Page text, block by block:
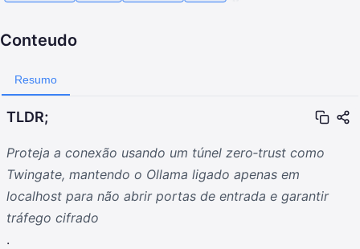
Conteudo
Resumo
TLDR;
Proteja a conexão usando um túnel zero‑trust como
Twingate, mantendo o Ollama ligado apenas em
localhost para não abrir portas de entrada e garantir
tráfego cifrado
.